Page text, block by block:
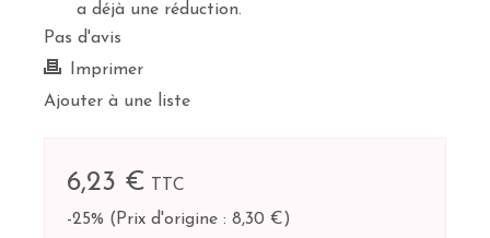
a déjà une réduction.
Pas d'avis
Imprimer
Ajouter à une liste
6,23 €
TTC
-25% ( Prix d'origine : 8,30 €)